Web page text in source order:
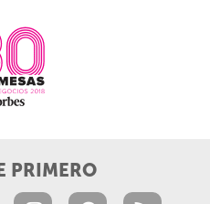
PRIMERO